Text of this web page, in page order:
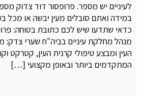
במידה ואתם סובלים מעין יבשה או מכל
כדאי שתדעו שיש לכם כתובת בטוחה:
מנהל מחלקת עיניים בביה"ח שערי צדק:
העין ומבצע טיפולי קרנית העין, קטרקט
המתקדמים ביותר ובאופן מקצועי […]